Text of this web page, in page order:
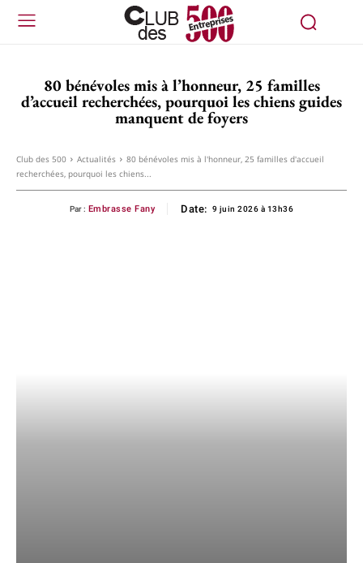
80 bénévoles mis à l’honneur, 25 familles
d’accueil recherchées, pourquoi les chiens guides
manquent de foyers
Club des 500 Actualités
80 bénévoles mis à l'honneur, 25 familles d'accueil
recherchées, pourquoi les chiens...
Par : Embrasse Fany Date: 9 juin 2026 à 13h36